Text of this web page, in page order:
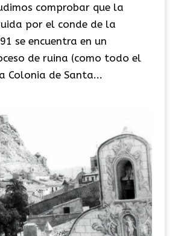
comprobar que la
por el conde de la
se encuentra en un
de ruina (como todo el
Colonia de Santa...